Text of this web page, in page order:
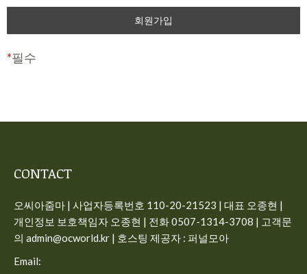
시가 표명된 것으로 본다는 뜻”을 명확히 통지하였음에도 불구
하고, 거부의 의사표시를 하지 아니한 경우 회원이 변경된 약관
① 회사는 제공하는 개별 서비스에 대해서 별도의 이용약관 및
경우에는 그 규정에 따릅니다.
제4조 용어의 정의
① 서비스: 개인용 컴퓨터 (PC), TV, 휴대형 단말기, 전기통신설
“개인정보”는 생존하는 개인에 관한 정보로서 해당 정보에 포
함된 성명, 주민등록번호 등의 사항으로 해당 개인을 식별할 수
있는 정보(해당 정보만으로는 특정 개인을 식별할 수 없더라도
사이트가 고객의 개인정보를 수집 이용하는 목적은 다음과 같
– 필수 수집항목: 이메일, 비밀번호, 이름, 전화번호
– 선택 수집항목: 프로필 이미지
– 이용목적: 가입, 서비스 이용시 상담, 공지사항 전달
– 보유기간: 회원탈퇴시 즉시 삭제, 구매 회원인 경우 5년간 보
*필수
CONTACT
오씨아줌마 | 사업자등록번호 110-20-21523 | 대표 오종현 |
개인정보 보호책임자 오종현 | 전화 0507-1314-3708 | 고객문
의 admin@ocworld.kr | 호스팅 제공자 : 퍼널모아
Email: